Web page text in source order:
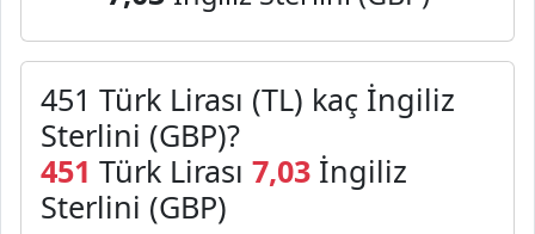
451 Türk Lirası (TL) kaç İngiliz
Sterlini (GBP)?
451 Türk Lirası 7,03 İngiliz
Sterlini (GBP)